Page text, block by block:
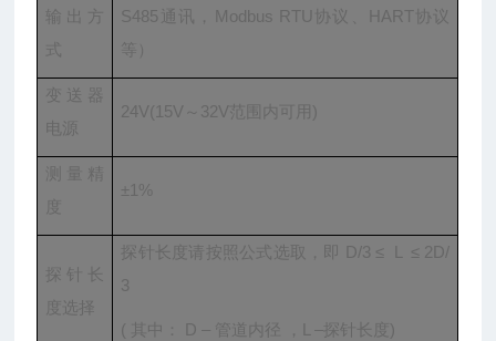
输出方
式
S485通讯，Modbus RTU协议、HART协议
等）
变送器
电源
24V(15V～32V范围内可用)
±1%
探针长
度选择
探针长度请按照公式选取，即 D/3 ≤ L ≤ 2D/
3
( 其中： D – 管道内径 ，L –探针长度)